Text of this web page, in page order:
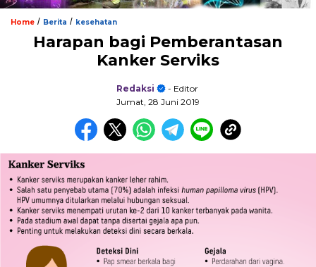
Home / Berita / kesehatan
Harapan bagi Pemberantasan
Kanker Serviks
Redaksi
- Editor
Jumat, 28 Juni 2019